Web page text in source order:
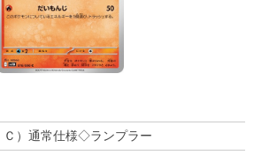
Ｃ）通常仕様◇ランプラー